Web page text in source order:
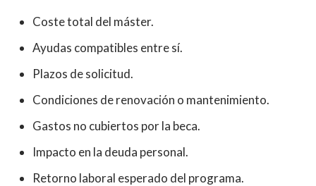
Coste total del máster.
Ayudas compatibles entre sí.
Plazos de solicitud.
Condiciones de renovación o mantenimiento.
Gastos no cubiertos por la beca.
Impacto en la deuda personal.
Retorno laboral esperado del programa.